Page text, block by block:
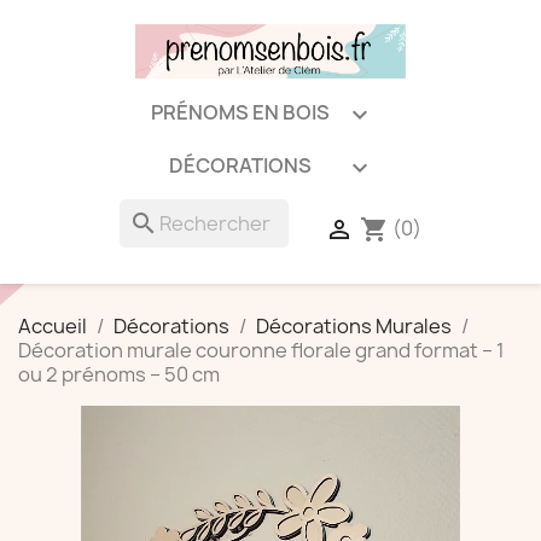

PRÉNOMS EN BOIS

DÉCORATIONS
search  shopping_cart (0)
Accueil Décorations
Décorations Murales
Décoration murale couronne florale grand format – 1
ou 2 prénoms – 50 cm